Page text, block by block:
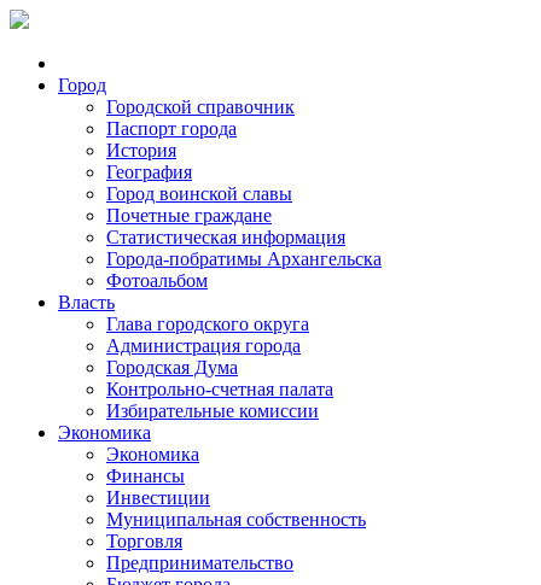
Город
Городской справочник
Паспорт города
История
География
Город воинской славы
Почетные граждане
Статистическая информация
Города-побратимы Архангельска
Фотоальбом
Власть
Глава городского округа
Администрация города
Городская Дума
Контрольно-счетная палата
Избирательные комиссии
Экономика
Экономика
Финансы
Инвестиции
Муниципальная собственность
Торговля
Предпринимательство